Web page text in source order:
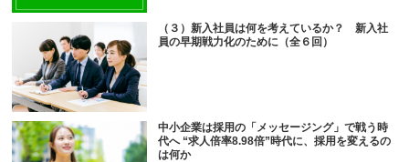
（３）新入社員は何を考えているか？ 新入社
員の早期戦力化のために（全６回）
中小企業は採用の「メッセージング」で戦う時
代へ “求人倍率8.98倍”時代に、採用を変えるの
は何か